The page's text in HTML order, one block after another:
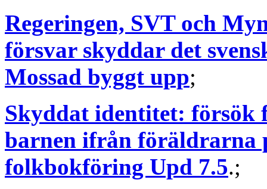
Regeringen, SVT och
försvar skyddar det
Mossad byggt upp;
Skyddat identitet: försök
barnen ifrån föräldrarna
folkbokföring Upd 7.5.;